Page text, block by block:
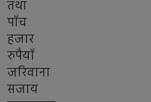
तथा
पाँच
हजार
रुपैयाँ
जरिवाना
सजाय